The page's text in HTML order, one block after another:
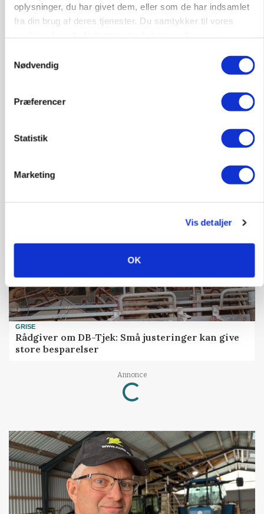
oplysninger, du har givet dem, eller som de har indsamlet
fra din brug af deres tjenester. Du samtykker til vores
Nødvendig
Præferencer
Statistik
Marketing
Vis detaljer
OK
MARKEDSFOKUS
Prisgab på 20 kroner pr. kg vokser: Polsk kylling
GRISE
Rådgiver om DB-Tjek: Små justeringer kan give
store besparelser
Annonce
Loading...